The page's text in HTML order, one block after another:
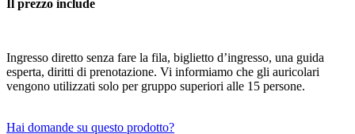
Il prezzo include
Ingresso diretto senza fare la fila, biglietto d’ingresso, una guida
esperta, diritti di prenotazione. Vi informiamo che gli auricolari
vengono utilizzati solo per gruppo superiori alle 15 persone.
Hai domande su questo prodotto?